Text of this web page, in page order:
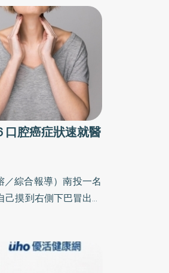
腔癌症狀速就醫
／綜合報導）南投一名
摸到右側下巴冒出一
斷是轉移性鱗狀上皮
分期檢查，確診為口